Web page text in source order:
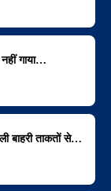
गाया…
बाहरी ताकतों से…